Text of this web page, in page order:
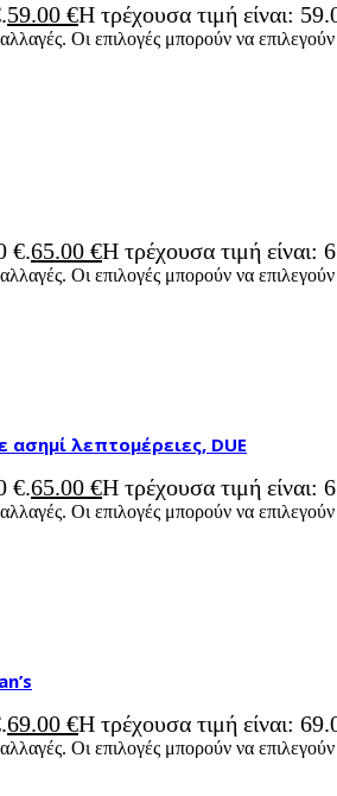
59.00 €Η τρέχουσα τιμή είναι:
Οι επιλογές μπορούν να
€.65.00 €Η τρέχουσα τιμή είναι:
Οι επιλογές μπορούν να
λεπτομέρειες, DUE
€.65.00 €Η τρέχουσα τιμή είναι:
Οι επιλογές μπορούν να
69.00 €Η τρέχουσα τιμή είναι:
Οι επιλογές μπορούν να